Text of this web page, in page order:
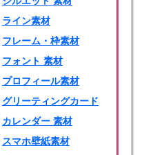
ライン素材
フレーム・枠素材
フォント 素材
プロフィール素材
グリーティングカード
カレンダー 素材
スマホ壁紙素材